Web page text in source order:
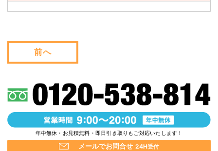
会社概要
WEB割引券プレゼント！
前へ
年中無休・お見積無料・即日引き取りもご対応いたします！
メールでお問合せ 24H受付